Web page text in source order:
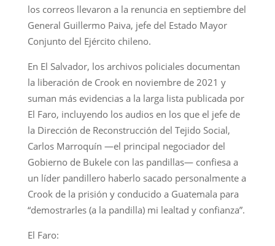
los correos llevaron a la renuncia en septiembre del
General Guillermo Paiva, jefe del Estado Mayor
Conjunto del Ejército chileno.
En El Salvador, los archivos policiales documentan
la liberación de Crook en noviembre de 2021 y
suman más evidencias a la larga lista publicada por
El Faro, incluyendo los audios en los que el jefe de
la Dirección de Reconstrucción del Tejido Social,
Carlos Marroquín —el principal negociador del
Gobierno de Bukele con las pandillas— confiesa a
un líder pandillero haberlo sacado personalmente a
Crook de la prisión y conducido a Guatemala para
“demostrarles (a la pandilla) mi lealtad y confianza”.
El Faro: